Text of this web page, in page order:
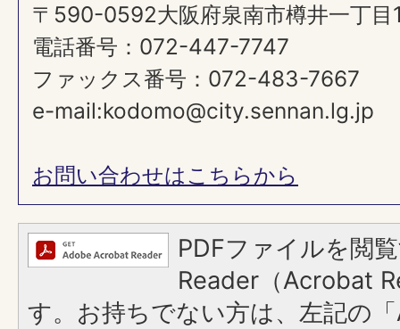
〒590-0592大阪府泉南市樽井一丁目
電話番号：072-447-7747
ファックス番号：072-483-7667
e-mail:kodomo@city.sennan.lg.jp
お問い合わせはこちらから
PDFファイルを閲
Reader（Acrobat
す。お持ちでない方は、左記の